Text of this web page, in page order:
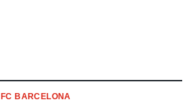
FC BARCELONA